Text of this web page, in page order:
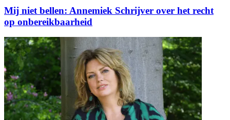
Mij niet bellen: Annemiek Schrijver over het recht
op onbereikbaarheid